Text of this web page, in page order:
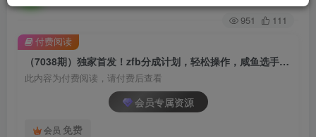
951 111
（7038期）独家首发！zfb分成计划，轻松操作，咸鱼选手也能月入过万
此内容为付费阅读，请付费后查看
会员专属资源
会员 免费
付费阅读